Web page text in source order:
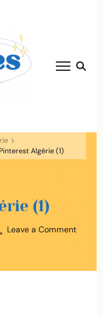
Pinterest Algérie (1)
(1)
Leave a Commenton